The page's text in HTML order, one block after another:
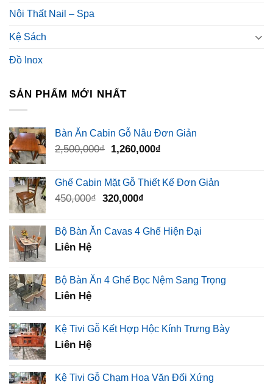
Nội Thất Nail – Spa
Kệ Sách
Đồ Inox
SẢN PHẨM MỚI NHẤT
Bàn Ăn Cabin Gỗ Nâu Đơn Giản
2,500,000₫ Giá
2,500,000₫.
1,260,000₫
là:
Ghế Cabin Mặt Gỗ Thiết Kế Đơn Giản
450,000₫ Giá
là:
450,000₫.
320,000₫
tại
là:
Bộ Bàn Ăn Cavas 4 Ghế Hiện Đại
Liên Hệ
Bộ Bàn Ăn 4 Ghế Bọc Nệm Sang Trọng
Liên Hệ
Kệ Tivi Gỗ Kết Hợp Hộc Kính Trưng Bày
Liên Hệ
Kệ Tivi Gỗ Chạm Hoa Văn Đối Xứng